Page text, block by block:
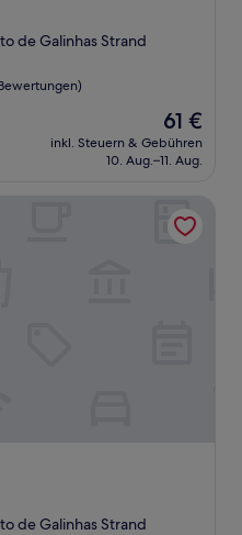
de Galinhas Strand
Der
Preis
beträgt
61 €
inkl. Steuern & Gebühren
10. Aug.–11. Aug.
de Galinhas Strand